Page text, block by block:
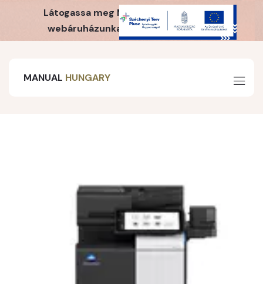
Látogassa meg MH Webshop irodaszer
webáruházunkat is! Kattintson ide!
MANUAL HUNGARY